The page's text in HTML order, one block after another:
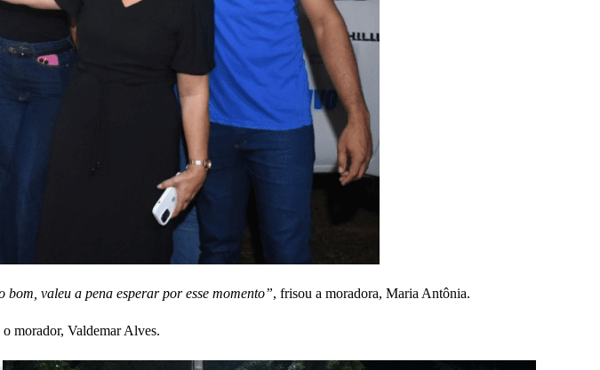
valeu a pena esperar por esse momento”, frisou a moradora, Maria Antônia.
o morador, Valdemar Alves.